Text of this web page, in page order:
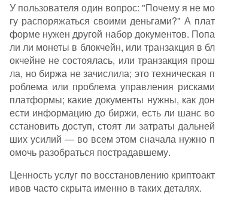
У пользователя один вопрос: "Почему я не мо
гу распоряжаться своими деньгами?" А плат
форме нужен другой набор документов. Попа
ли ли монеты в блокчейн, или транзакция в бл
окчейне не состоялась, или транзакция прош
ла, но биржа не зачислила; это техническая п
роблема или проблема управления рисками
платформы; какие документы нужны, как дон
ести информацию до биржи, есть ли шанс во
сстановить доступ, стоят ли затраты дальней
ших усилий — во всем этом сначала нужно п
омочь разобраться пострадавшему.
Ценность услуг по восстановлению криптоакт
ивов часто скрыта именно в таких деталях.